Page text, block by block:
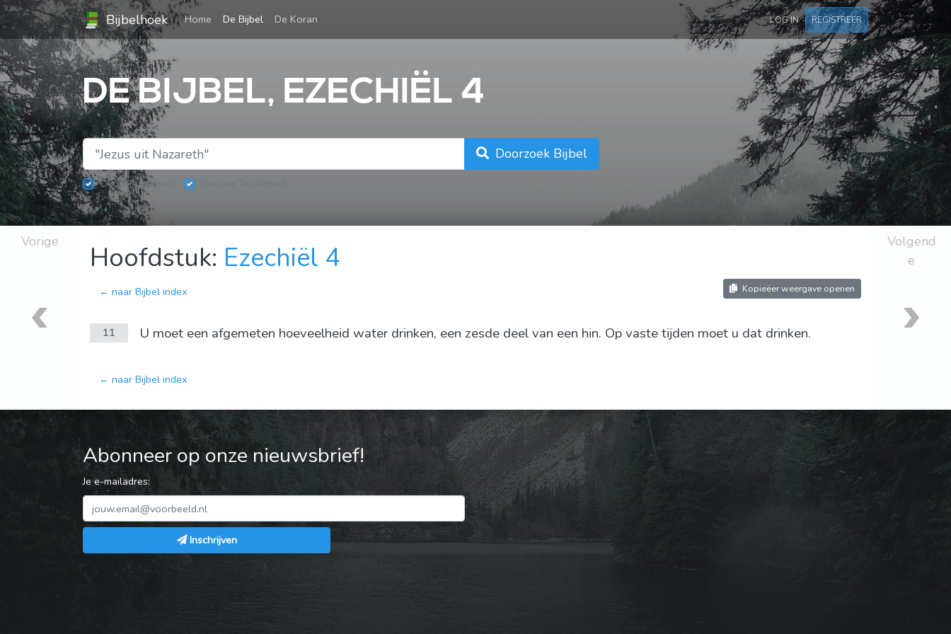
Bijbelhoek Home (current)
De Bijbel De Koran LOG IN REGISTREER
DE BIJBEL, EZECHIËL 4
Doorzoek Bijbel
Oude Testament
Vorige Hoofdstuk: Ezechiël 4
← naar Bijbel index Kopieëer weergave openen
11 U moet een afgemeten hoeveelheid water drinken, een zesde deel van een hin. Op vaste tijden moet u dat drinken.
← naar Bijbel index
Volgend
e
Abonneer op onze nieuwsbrief!
Je e-mailadres:
Inschrijven